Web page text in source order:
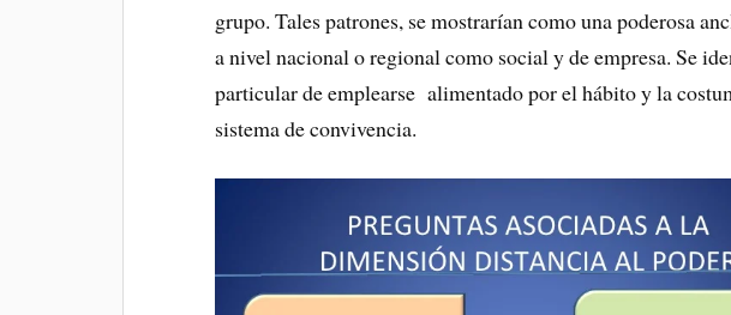
grupo. Tales patrones, se mostrarían como una poderosa
a nivel nacional o regional como social y de empresa. Se
particular de emplearse alimentado por el hábito y la
sistema de convivencia.